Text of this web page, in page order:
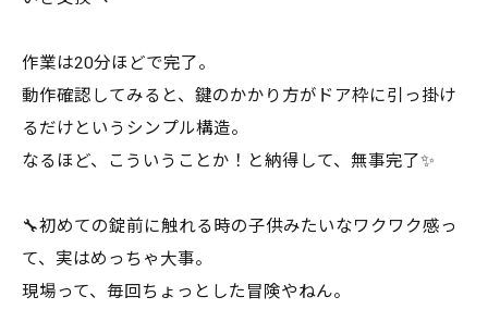
作業は20分ほどで完了。
動作確認してみると、鍵のかかり方がドア枠に引っ掛け
るだけというシンプル構造。
なるほど、こういうことか！と納得して、無事完了✨
🔧初めての錠前に触れる時の子供みたいなワクワク感っ
て、実はめっちゃ大事。
現場って、毎回ちょっとした冒険やねん。